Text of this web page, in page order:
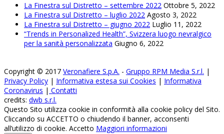
La Finestra sul Distretto – settembre 2022 Ottobre 5, 2022
La Finestra sul Distretto – luglio 2022 Agosto 3, 2022
La Finestra sul Distretto – giugno 2022 Luglio 11, 2022
“Trends in Personalized Health”, Svizzera luogo nevralgico
per la sanità personalizzata Giugno 6, 2022
Copyright © 2017 Veronafiere S.p.A. - Gruppo RPM Media S.r.l. |
Privacy Policy | Informativa estesa sui Cookies | Informativa
Coronavirus | Contatti
credits: dwb s.r.l.
Questo Sito utilizza cookie in conformità alla cookie policy del Sito.
Cliccando su ACCETTO o chiudendo il banner, acconsenti
all’utilizzo di cookie. Accetto Maggiori informazioni